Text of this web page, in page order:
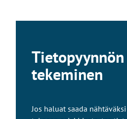
Tietopyynnön
tekeminen
Jos haluat saada